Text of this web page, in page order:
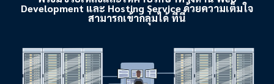
Development และ Hosting Service ด้วยความเต็มใจ
สามารถเข้ากลุ่มได้ ที่นี่